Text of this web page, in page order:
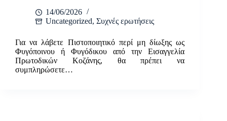
14/06/2026
Uncategorized, Συχνές ερωτήσεις
Για να λάβετε Πιστοποιητικό περί μη δίωξης ως
Φυγόποινου ή Φυγόδικου από την Εισαγγελία
Πρωτοδικών Κοζάνης, θα πρέπει να
συμπληρώσετε…